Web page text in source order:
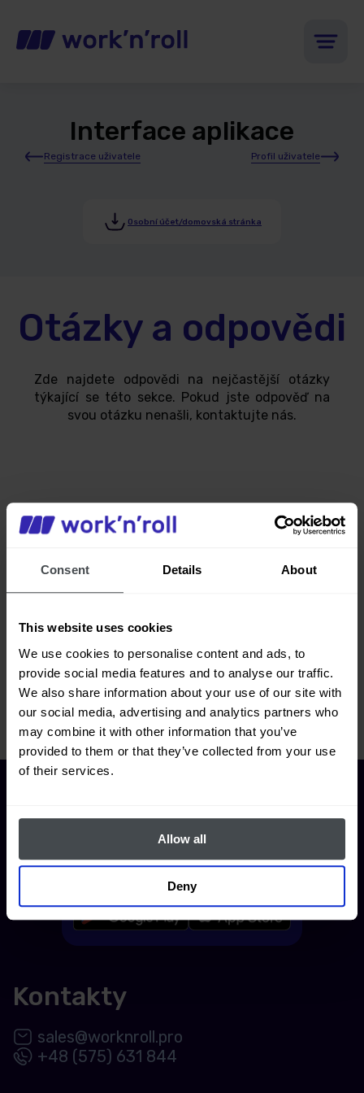
Consent Details About
This website uses cookies
We use cookies to personalise content and ads, to
provide social media features and to analyse our traffic.
We also share information about your use of our site with
our social media, advertising and analytics partners who
may combine it with other information that you’ve
provided to them or that they’ve collected from your use
of their services.
Allow all
Deny
Interface aplikace
Registrace uživatele Profil uživatele
Osobní účet/domovská stránka
Otázky a odpovědi
Zde najdete odpovědi na nejčastější otázky
týkající se této sekce. Pokud jste odpověď na
svou otázku nenašli, kontaktujte nás.
Jak změnit údaje v osobním profilu?
Jaké údaje jsou nutné k vytvoření
Jak odstranit svůj účet?
Nyní k dispozici pro iOS a Android
Kontakty
sales@worknroll.pro
+48 (575) 631 844